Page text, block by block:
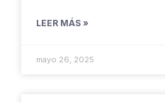
LEER MÁS »
mayo 26, 2025